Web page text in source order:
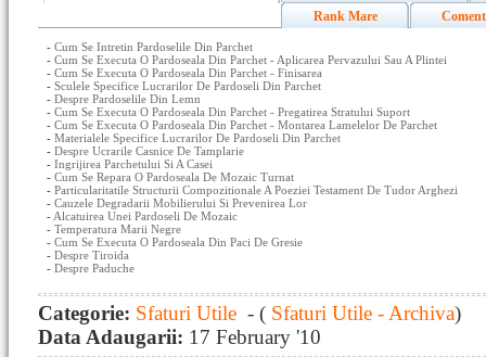
Rank Mare
- Cum Se Intretin Pardoselile Din Parchet
- Cum Se Executa O Pardoseala Din Parchet - Aplicarea Pervazului Sau A Plintei
- Cum Se Executa O Pardoseala Din Parchet - Finisarea
- Sculele Specifice Lucrarilor De Pardoseli Din Parchet
- Despre Pardoselile Din Lemn
- Cum Se Executa O Pardoseala Din Parchet - Pregatirea Stratului Suport
- Cum Se Executa O Pardoseala Din Parchet - Montarea Lamelelor De Parchet
- Materialele Specifice Lucrarilor De Pardoseli Din Parchet
- Despre Ucrarile Casnice De Tamplarie
- Ingrijirea Parchetului Si A Casei
- Cum Se Repara O Pardoseala De Mozaic Turnat
- Particularitatile Structurii Compozitionale A Poeziei Testament De Tudor Arghezi
- Cauzele Degradarii Mobilierului Si Prevenirea Lor
- Alcatuirea Unei Pardoseli De Mozaic
- Temperatura Marii Negre
- Cum Se Executa O Pardoseala Din Paci De Gresie
- Despre Tiroida
- Despre Paduche
Categorie: Sfaturi Utile - ( Sfaturi Utile - Archiva)
Data Adaugarii: 17 February '10